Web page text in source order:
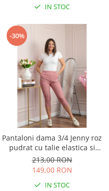
IN STOC
-30%
Pantaloni dama 3/4 Jenny roz
pudrat cu talie elastica si
fermoare decorative
213,00 RON
149,00 RON
IN STOC